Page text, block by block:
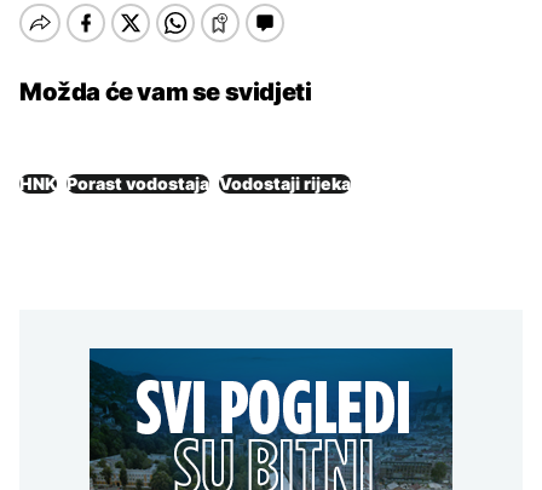
Možda će vam se svidjeti
HNK Porast vodostaja Vodostaji rijeka